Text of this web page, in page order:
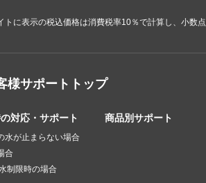
に表示の税込価格は消費税率10％で計算し、小数点
様サポートトップ
対応・サポート
水が止まらない場合
合
制限時の場合
商品別サポート